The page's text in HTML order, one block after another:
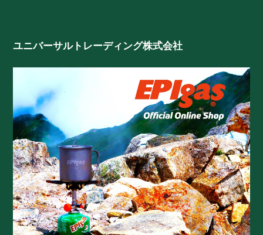
ユニバーサルトレーディング株式会社